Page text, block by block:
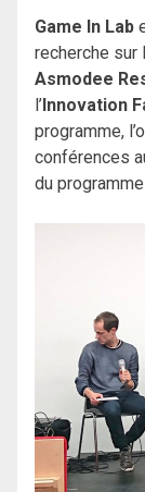
Game In Lab
recherche sur
Asmodee
l’Innovation
programme,
conférences
du programme